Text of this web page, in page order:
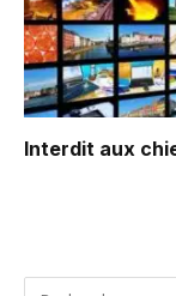
Interdit aux